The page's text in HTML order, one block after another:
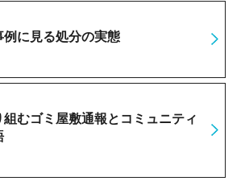
例に見る処分の実態
むゴミ屋敷通報とコミュニティ